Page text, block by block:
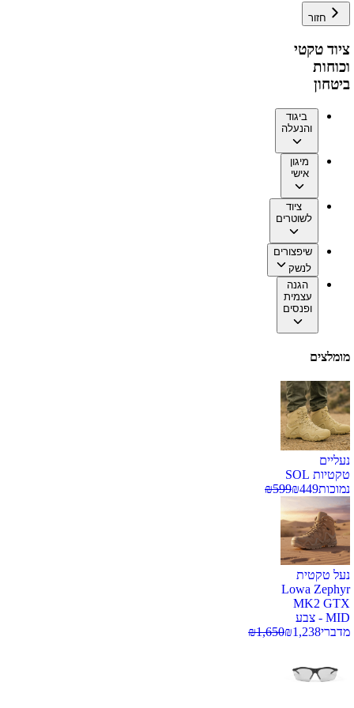
חזור
ציוד טקטי
וכוחות
ביטחון
ביגוד
והנעלה
מיגון
אישי
ציוד
לשוטרים
שיפצורים
לנשק
הגנה
עצמית
ופנסים
מומלצים
נעליים
טקטיות SOL
נמוכות
₪449
₪599
נעל טקטית
Lowa Zephyr
MK2 GTX
MID - צבע
מדברי
₪1,238
₪1,650